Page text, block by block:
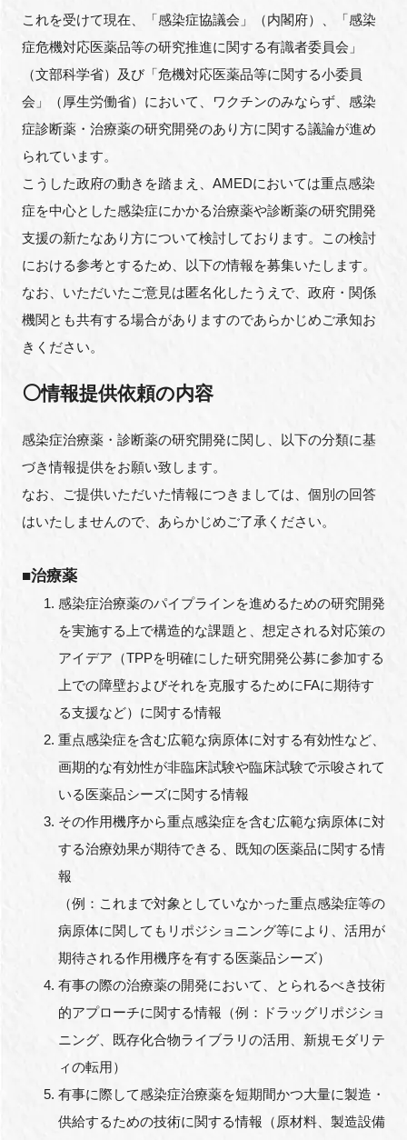
FAQ
イベントお知らせメール登録
閉じる
これを受けて現在、「感染症協議会」（内閣府）、「感染
症危機対応医薬品等の研究推進に関する有識者委員会」
（文部科学省）及び「危機対応医薬品等に関する小委員
会」（厚生労働省）において、ワクチンのみならず、感染
症診断薬・治療薬の研究開発のあり方に関する議論が進め
られています。
こうした政府の動きを踏まえ、AMEDにおいては重点感染
症を中心とした感染症にかかる治療薬や診断薬の研究開発
支援の新たなあり方について検討しております。この検討
における参考とするため、以下の情報を募集いたします。
なお、いただいたご意見は匿名化したうえで、政府・関係
機関とも共有する場合がありますのであらかじめご承知お
きください。
⚪情報提供依頼の内容
感染症治療薬・診断薬の研究開発に関し、以下の分類に基
づき情報提供をお願い致します。
なお、ご提供いただいた情報につきましては、個別の回答
はいたしませんので、あらかじめご了承ください。
■治療薬
感染症治療薬のパイプラインを進めるための研究開発
を実施する上で構造的な課題と、想定される対応策の
アイデア（TPPを明確にした研究開発公募に参加する
上での障壁およびそれを克服するためにFAに期待す
る支援など）に関する情報
重点感染症を含む広範な病原体に対する有効性など、
画期的な有効性が非臨床試験や臨床試験で示唆されて
いる医薬品シーズに関する情報
その作用機序から重点感染症を含む広範な病原体に対
する治療効果が期待できる、既知の医薬品に関する情
報
（例：これまで対象としていなかった重点感染症等の
病原体に関してもリポジショニング等により、活用が
期待される作用機序を有する医薬品シーズ）
有事の際の治療薬の開発において、とられるべき技術
的アプローチに関する情報（例：ドラッグリポジショ
ニング、既存化合物ライブラリの活用、新規モダリテ
ィの転用）
有事に際して感染症治療薬を短期間かつ大量に製造・
供給するための技術に関する情報（原材料、製造設備